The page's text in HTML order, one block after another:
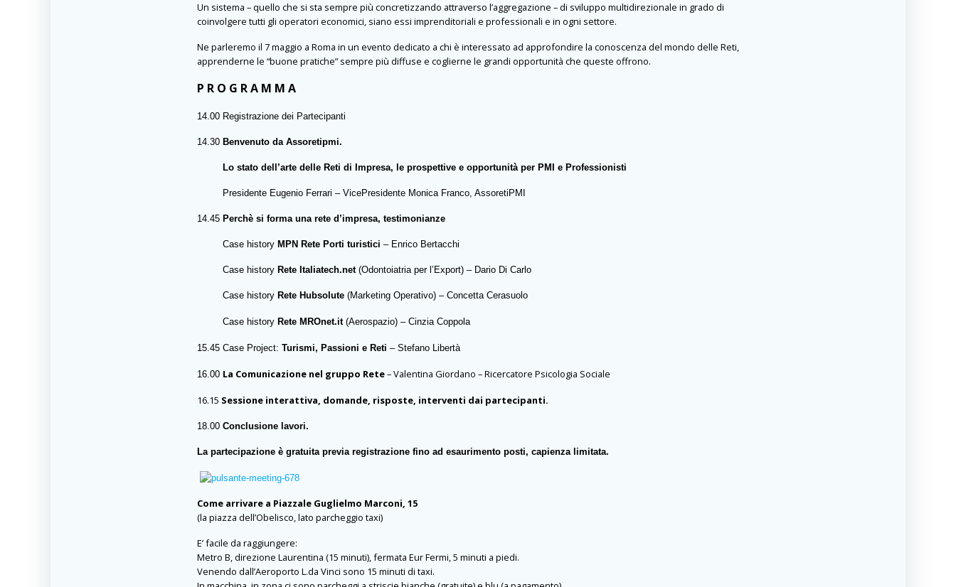
Un sistema – quello che si sta sempre più concretizzando attraverso l’aggregazione – di sviluppo multidirezionale in grado di
coinvolgere tutti gli operatori economici, siano essi imprenditoriali e professionali e in ogni settore.
Ne parleremo il 7 maggio a Roma in un evento dedicato a chi è interessato ad approfondire la conoscenza del mondo delle Reti,
apprenderne le “buone pratiche” sempre più diffuse e coglierne le grandi opportunità che queste offrono.
P R O G R A M M A
14.00 Registrazione dei Partecipanti
14.30 Benvenuto da Assoretipmi.
Lo stato dell’arte delle Reti di Impresa, le prospettive e opportunità per PMI e Professionisti
Presidente Eugenio Ferrari – VicePresidente Monica Franco, AssoretiPMI
14.45 Perchè si forma una rete d’impresa, testimonianze
Case history MPN Rete Porti turistici – Enrico Bertacchi
Case history Rete Italiatech.net(Odontoiatria per l’Export) – Dario Di Carlo
Case history Rete Hubsolute (Marketing Operativo) – Concetta Cerasuolo
Case history Rete MROnet.it(Aerospazio) – Cinzia Coppola
15.45 Case Project:Turismi, Passioni e Reti – Stefano Libertà
16.00 La Comunicazione nel gruppo Rete– Valentina Giordano – Ricercatore Psicologia Sociale
16.15 Sessione interattiva, domande, risposte, interventi dai partecipanti.
18.00Conclusione lavori.
La partecipazione è gratuita previa registrazione fino ad esaurimento posti, capienza limitata.
Come arrivare a Piazzale Guglielmo Marconi, 15
(lapiazza dell’Obelisco, lato parcheggio taxi)
E’ facile da raggiungere:
Metro B, direzione Laurentina (15 minuti), fermata Eur Fermi, 5 minuti a piedi.
Venendo dall’Aeroporto L.da Vinci sono 15 minuti di taxi.